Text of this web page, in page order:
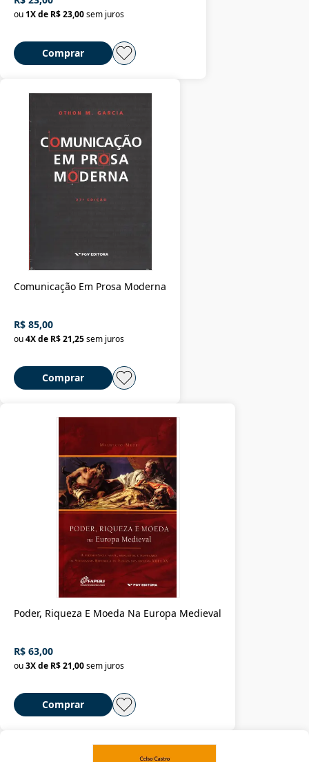
ou1X de R$ 23,00sem juros
Comprar
Comunicação Em Prosa Moderna
R$ 85,00
ou4X de R$ 21,25sem juros
Comprar
Poder, Riqueza E Moeda Na Europa Medieval
R$ 63,00
ou3X de R$ 21,00sem juros
Comprar